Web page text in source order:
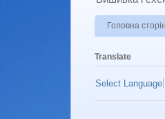
Головна
Translate
Select Language